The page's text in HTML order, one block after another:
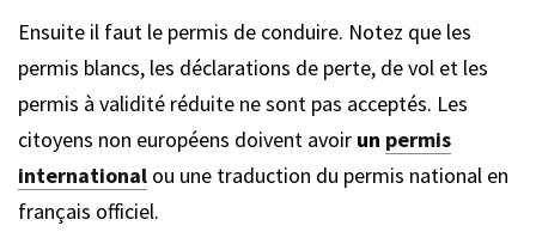
Ensuite il faut le permis de conduire. Notez que les
permis blancs, les déclarations de perte, de vol et les
permis à validité réduite ne sont pas acceptés. Les
citoyens non européens doivent avoir un permis
international ou une traduction du permis national en
français officiel.